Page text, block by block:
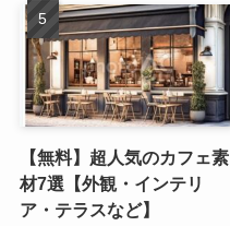
【無料】超人気のカフェ素
材7選【外観・インテリ
ア・テラスなど】